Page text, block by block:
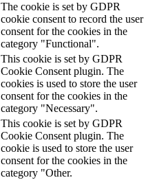
The cookie is set by GDPR
cookie consent to record the user
consent for the cookies in the
category "Functional".
This cookie is set by GDPR
Cookie Consent plugin. The
cookies is used to store the user
consent for the cookies in the
category "Necessary".
This cookie is set by GDPR
Cookie Consent plugin. The
cookie is used to store the user
consent for the cookies in the
category "Other.